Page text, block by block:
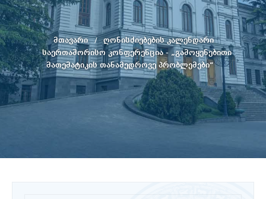
მთავარი
ღონისძიებების კალენდარი
საერთაშორისო კონფერენცია - „გამოყენებითი
მათემატიკის თანამედროვე პრობლემები“